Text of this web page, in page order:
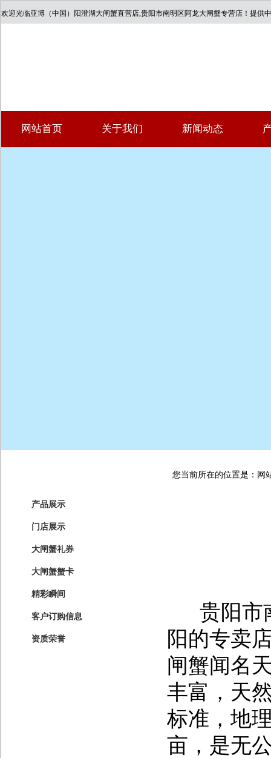
欢迎光临亚博（中国）阳澄湖大闸蟹直营店,贵阳市南明区阿龙大闸蟹专营店！提供
网站首页 关于我们 新闻动态
产品展示
门店展示
大闸蟹礼券
大闸蟹蟹卡
精彩瞬间
客户订购信息
资质荣誉
您当前所在的位置是：网
贵阳市
阳的专卖
闸蟹闻名
丰富，天
标准，地
亩，是无